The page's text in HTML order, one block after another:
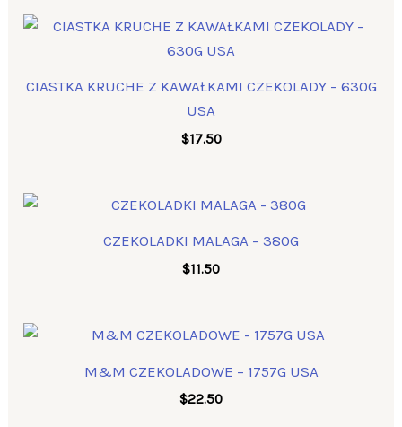
CIASTKA KRUCHE Z KAWAŁKAMI CZEKOLADY – 630G
USA
$17.50
CZEKOLADKI MALAGA – 380G
$11.50
M&M CZEKOLADOWE – 1757G USA
$22.50